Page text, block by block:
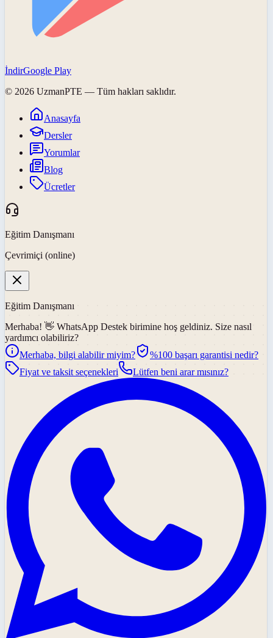
İndirGoogle Play
© 2026 UzmanPTE — Tüm hakları saklıdır.
Anasayfa
Dersler
Yorumlar
Blog
Ücretler
Eğitim Danışmanı
Çevrimiçi (online)
Eğitim Danışmanı
Merhaba! 👋 WhatsApp Destek birimine hoş geldiniz. Size nasıl
yardımcı olabiliriz?
Merhaba, bilgi alabilir miyim?
%100 başarı garantisi nedir?
Fiyat ve taksit seçenekleri
Lütfen beni arar mısınız?